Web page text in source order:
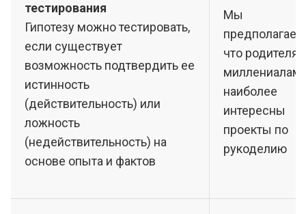
тестирования
Гипотезу можно тестировать,
если существует
возможность подтвердить ее
истинность
(действительность) или
ложность
(недействительность) на
основе опыта и фактов
Мы
что
миллениалам
наиболее
интересны
проекты по
рукоделию